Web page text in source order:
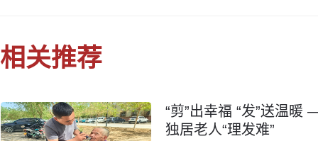
相关推荐
“剪”出幸福 “发”送温
独居老人“理发难”